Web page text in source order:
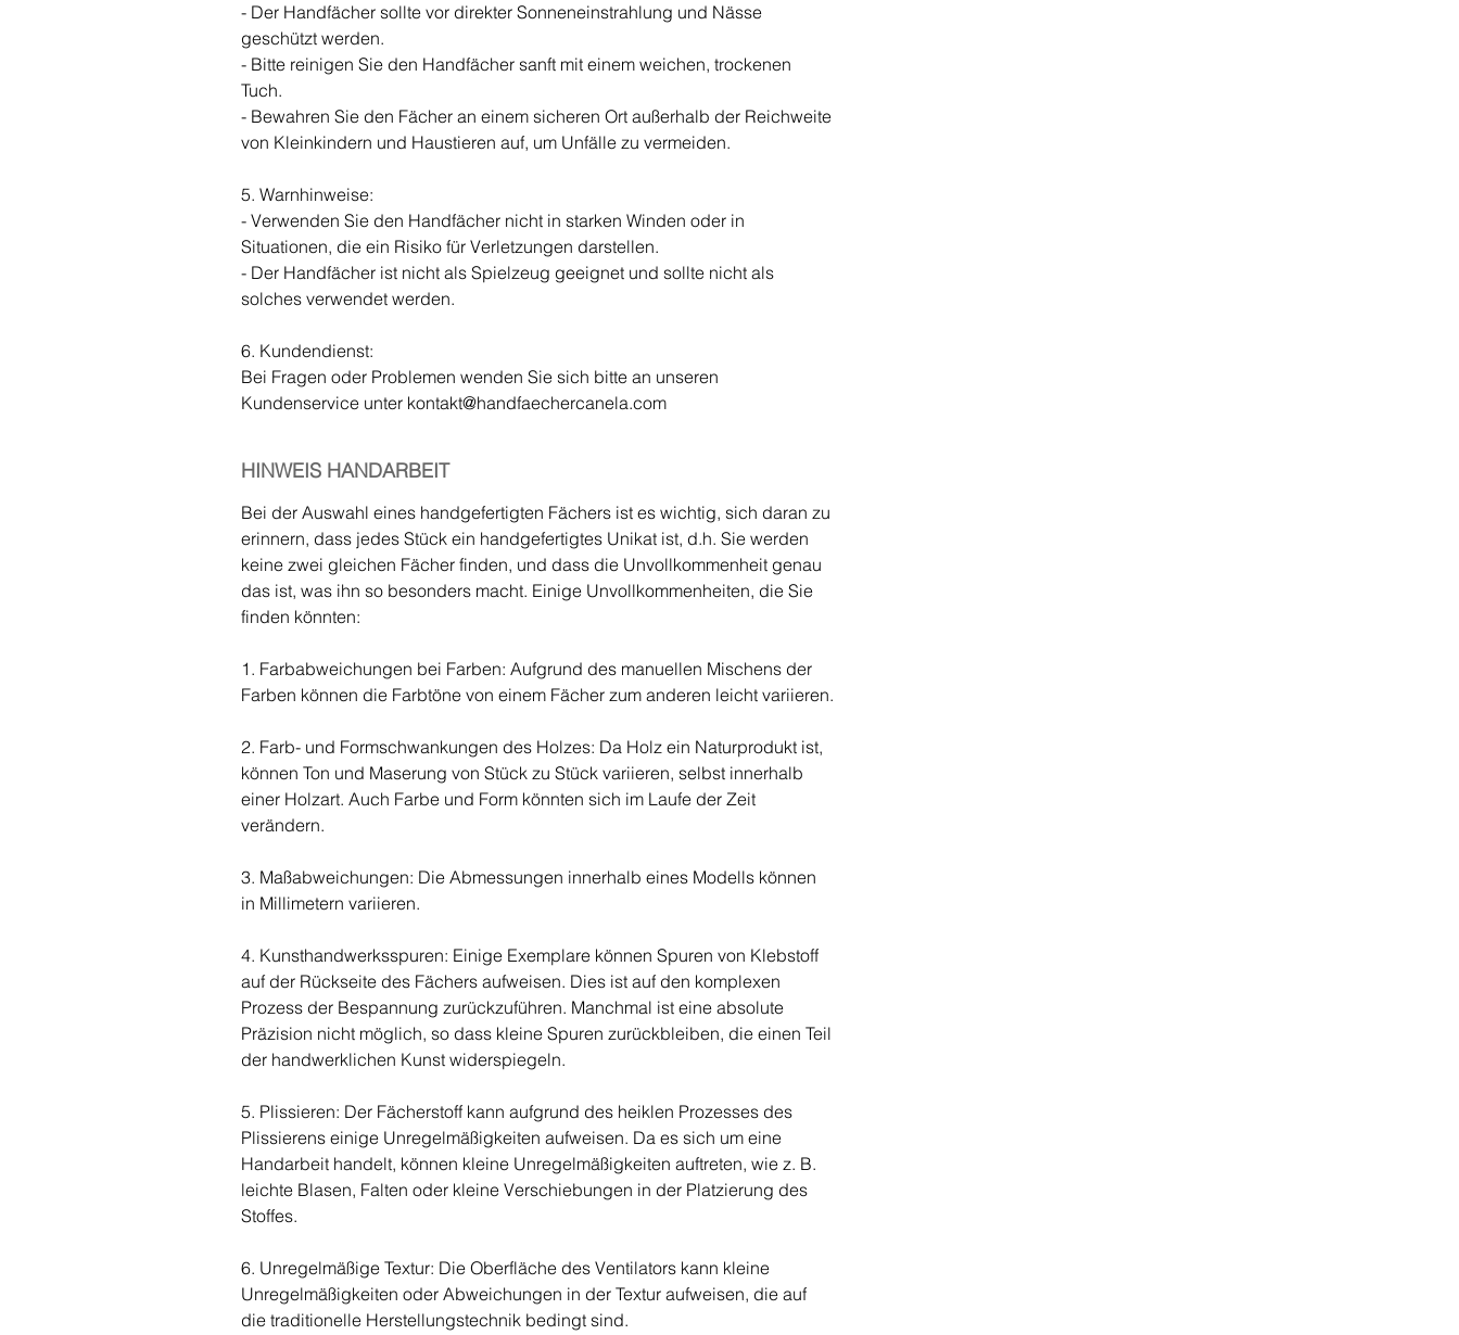
- Der Handfächer sollte vor direkter Sonneneinstrahlung und Nässe
geschützt werden.
- Bitte reinigen Sie den Handfächer sanft mit einem weichen, trockenen
Tuch.
- Bewahren Sie den Fächer an einem sicheren Ort außerhalb der Reichweite
von Kleinkindern und Haustieren auf, um Unfälle zu vermeiden.
5. Warnhinweise:
- Verwenden Sie den Handfächer nicht in starken Winden oder in
Situationen, die ein Risiko für Verletzungen darstellen.
- Der Handfächer ist nicht als Spielzeug geeignet und sollte nicht als
solches verwendet werden.
6. Kundendienst:
Bei Fragen oder Problemen wenden Sie sich bitte an unseren
Kundenservice unter kontakt@handfaechercanela.com
HINWEIS HANDARBEIT
Bei der Auswahl eines handgefertigten Fächers ist es wichtig, sich daran zu
erinnern, dass jedes Stück ein handgefertigtes Unikat ist, d.h. Sie werden
keine zwei gleichen Fächer finden, und dass die Unvollkommenheit genau
das ist, was ihn so besonders macht. Einige Unvollkommenheiten, die Sie
finden könnten:
1. Farbabweichungen bei Farben: Aufgrund des manuellen Mischens der
Farben können die Farbtöne von einem Fächer zum anderen leicht variieren.
2. Farb- und Formschwankungen des Holzes: Da Holz ein Naturprodukt ist,
können Ton und Maserung von Stück zu Stück variieren, selbst innerhalb
einer Holzart. Auch Farbe und Form könnten sich im Laufe der Zeit
verändern.
3. Maßabweichungen: Die Abmessungen innerhalb eines Modells können
in Millimetern variieren.
4. Kunsthandwerksspuren: Einige Exemplare können Spuren von Klebstoff
auf der Rückseite des Fächers aufweisen. Dies ist auf den komplexen
Prozess der Bespannung zurückzuführen. Manchmal ist eine absolute
Präzision nicht möglich, so dass kleine Spuren zurückbleiben, die einen Teil
der handwerklichen Kunst widerspiegeln.
5. Plissieren: Der Fächerstoff kann aufgrund des heiklen Prozesses des
Plissierens einige Unregelmäßigkeiten aufweisen. Da es sich um eine
Handarbeit handelt, können kleine Unregelmäßigkeiten auftreten, wie z. B.
leichte Blasen, Falten oder kleine Verschiebungen in der Platzierung des
Stoffes.
6. Unregelmäßige Textur: Die Oberfläche des Ventilators kann kleine
Unregelmäßigkeiten oder Abweichungen in der Textur aufweisen, die auf
die traditionelle Herstellungstechnik bedingt sind.